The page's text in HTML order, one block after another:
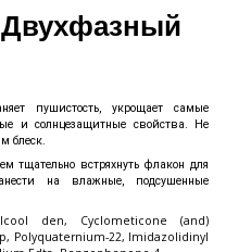
Двухфазный
пушистость, укрощает самые
и солнцезащитные свойства. Не
блеск.
тщательно встряхнуть флакон для
на влажные, подсушенные
den, Cyclometicone (and)
Polyquaternium-22, Imidazolidinyl